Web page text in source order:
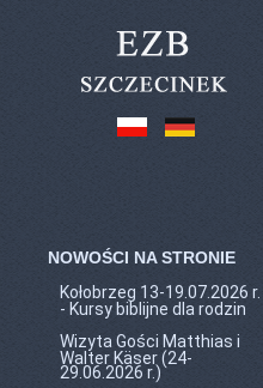
NOWOŚCI NA STRONIE
Kołobrzeg 13-19.07.2026 r.
- Kursy biblijne dla rodzin
Wizyta Gości Matthias i
Walter Käser (24-
29.06.2026 r.)